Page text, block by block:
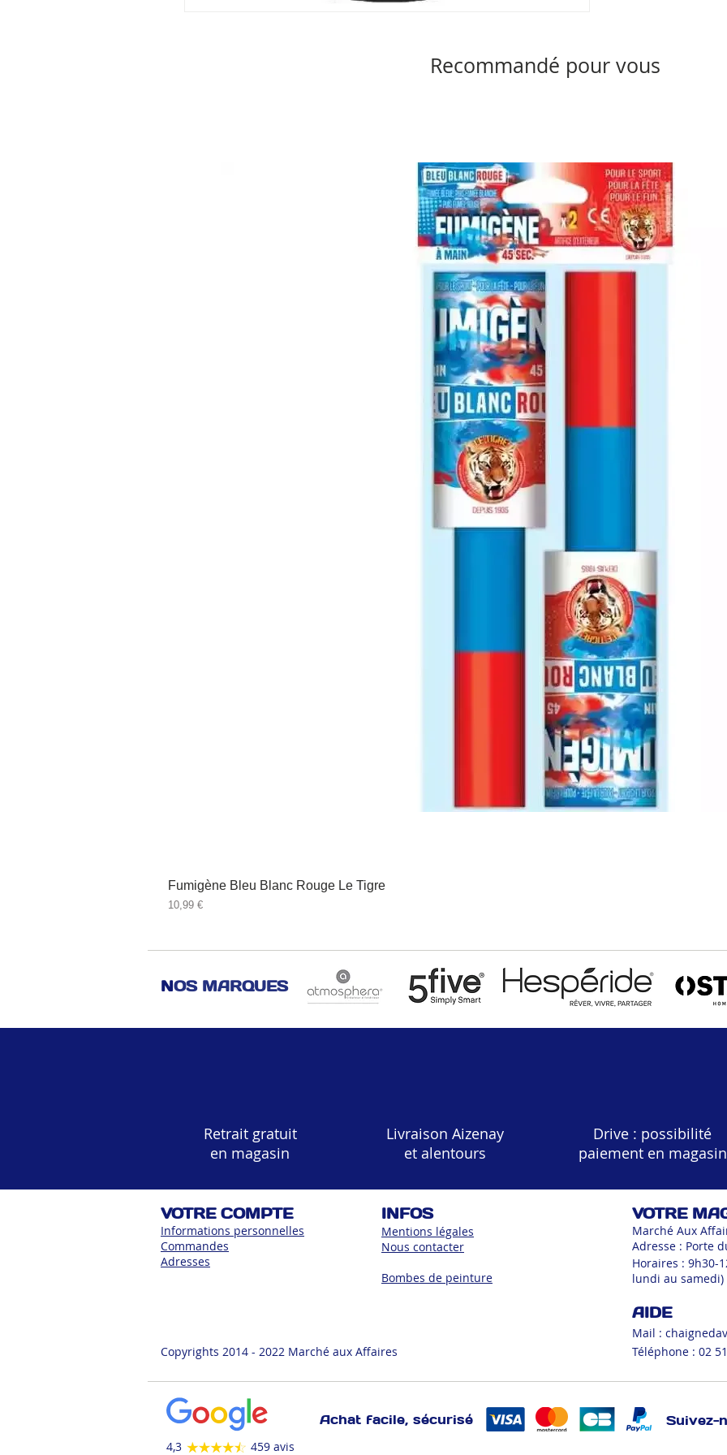
Recommandé pour vous
Fumigène Bleu Blanc Rouge Le Tigre
Prix
10,99 €
NOS MARQUES
Retrait gratuit
en magasin
Livraison Aizenay
et alentours
Drive : possibilité
paiement en magasin
VOTRE COMPTE
Informations personnelles
Commandes
Adresses
INFOS
Mentions légales
Nous contacter
Bombes de peinture
Copyrights 2014 - 2022 Marché aux Affaires
VOTRE
Marché Aux
Adresse : Porte
Horaires : 9h30-
lundi au samedi)
AIDE
Mail :
Téléphone : 02
4,3 459 avis
Achat facile, sécurisé Suivez-